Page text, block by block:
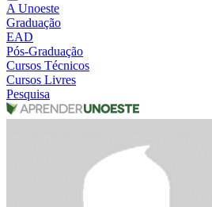
A Unoeste
Graduação
EAD
Pós-Graduação
Cursos Técnicos
Cursos Livres
Pesquisa